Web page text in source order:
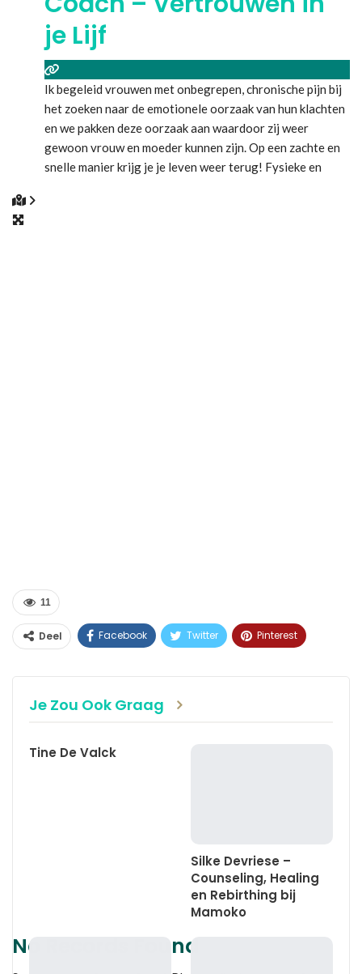
je Lijf
Ik begeleid vrouwen met onbegrepen, chronische pijn bij
het zoeken naar de emotionele oorzaak van hun klachten
en we pakken deze oorzaak aan waardoor zij weer
gewoon vrouw en moeder kunnen zijn. Op een zachte en
snelle manier krijg je je leven weer terug! Fysieke en
No Records Found
11
Deel Facebook Twitter Pinterest
Je Zou Ook Graag
Tine De Valck
Silke Devriese –
Counseling, Healing
en Rebirthing bij
Mamoko